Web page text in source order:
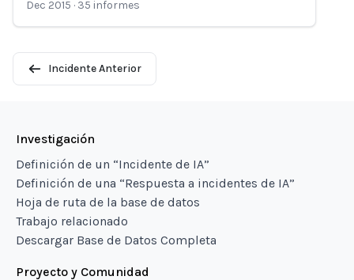
Dec 2015 · 35 informes
Incidente Anterior
Investigación
Definición de un “Incidente de IA”
Definición de una “Respuesta a incidentes de IA”
Hoja de ruta de la base de datos
Trabajo relacionado
Descargar Base de Datos Completa
Proyecto y Comunidad